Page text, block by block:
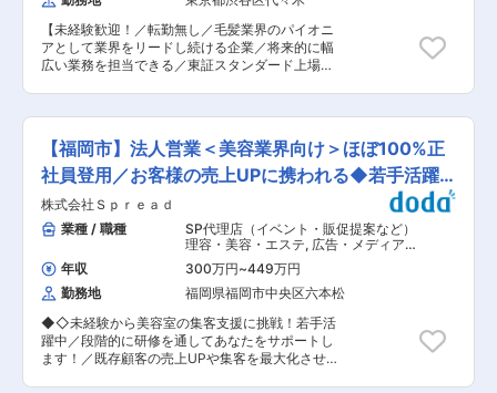
籍。アパレル・飲食・受付など異業種出身の方も
多く、段階的に業務を覚えられる教育体制が整っ
ているため、美容業界が初めての方でも安心で
す。 ■ キャリアパス まずは施術士として基礎ス
ウンセラー（プラン提案・接客の幅を広げる役
割） ・店舗リーダー ・店長 ・エリア責任者、エ
能です。 最短3カ月で次のステップに挑戦した実
績もあり、年齢や社歴に関わらず評価される環境
です。
積極的に推進しているため、シフト提出時に申請
いただければ、取得しやすい環境です。 残業は、
業務量により前後しますが、平均10時間程度で
す。 【魅力ポイント】 ■更なる事業売上の拡大
にコミットできます。 ■手を挙げれば多くのチャ
の魅力について】 ■くま取りの圧倒的な技術力は
もちろん、SNSで宣伝力、広報業務など戦略に強
みがあり認知が広がっています。 ■お客様に対し
て誠実なやり取りを心掛けており、施術に来たお
客様に対し寄り添った提案することを心掛けてい
ます。 【業界の需要について】 美容医療市場規
模は右肩上がりに増えています。インフルエンサ
ーの影響もあり、若い方への影響があり施術に対
してのハードルが下がっていて受けやすくなって
いることや、男性医療脱毛や美容施術にもご興味
を持っている方が増えてきていることが影響して
おり、今後も拡大予定です。 変更の範囲：会社の
定める業務
【未経験歓迎！／転勤無し／毛髪業界のパイオニ
アとして業界をリードし続ける企業／将来的に幅
広い業務を担当できる／東証スタンダード上場】
380店舗以上のサロンを展開しながら、お客様の
ご要望に合わせた商品・サービスを提供し続てけ
ている当社において、新卒採用担当として以下の
仕事をお任せします。 ■業務詳細： ・インター
ンシップやオープンワークの企画〜実行 ・採用面
接 ・新規採用手法の立案・実行 ・求人媒体の選
定、求人広告原稿作成 ・人材紹介会社、求人広告
会社などの取引先との打ち合わせ 新卒採用の中で
も大学生向けの採用活動を担当いただきます。イ
ンターンシップなどで実際に学生とお話しし、当
社への興味を持っていただけるような活動を行い
入社していただくことがミッションです。 ■キャ
リアについて： ゆくゆくは採用業務だけでなく幅
広い人事業務を担当いただく予定です。当社で人
事としてのキャリアを築いていける方をお待ちし
ております。 ■働き方について： ・残業はどん
【福岡市】法人営業＜美容業界向け＞ほぼ100%正
社員登用／お客様の売上UPに携われる◆若手活躍
中！
株式会社Ｓｐｒｅａｄ
業種 / 職種
SP代理店（イベント・販促提案など）
理容・美容・エステ, 広告・メディア法
人営業（既存・ルートセールス中心）
広告・メディア代理店営業・パートナ
ーセールス
年収 300万円~449万円
勤務地
福岡県福岡市中央区六本松
◆◇未経験から美容室の集客支援に挑戦！若手活
躍中／段階的に研修を通してあなたをサポートし
ます！／既存顧客の売上UPや集客を最大化させ